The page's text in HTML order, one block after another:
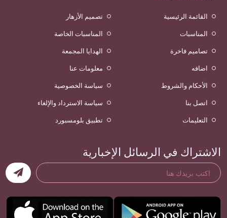
القائمة الرئيسية تصميم الأزهار
المناسبات المناسبات الخاصة
تصاميم فاخرة الهدايا المجمعة
اضافه معلومات عنا
الأحكام والشروط سياسة الخصوصية
اتصل بنا سياسة الاسترداد والإلغاء
التعليمات تطبيق بلومسبورد
الاشتراك في الرسائل الإخبارية